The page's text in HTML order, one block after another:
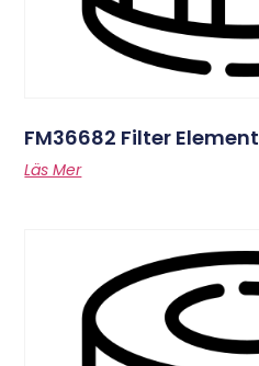
FM36682 Filter Element
Läs Mer